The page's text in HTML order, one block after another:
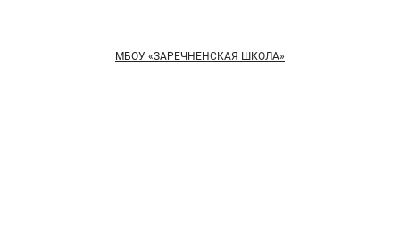
МБОУ «ЗАРЕЧНЕНСКАЯ ШКОЛА»